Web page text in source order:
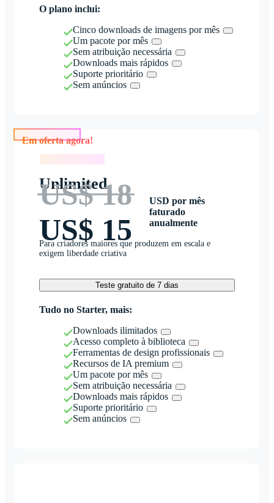
O plano inclui:
Cinco downloads de imagens por mês
Um pacote por mês
Sem atribuição necessária
Downloads mais rápidos
Suporte prioritário
Sem anúncios
Unlimited
US$ 18
US$ 15
USD por mês
faturado
anualmente
Para criadores maiores que produzem em escala e
exigem liberdade criativa
Teste gratuito de 7 dias
Tudo no Starter, mais:
Downloads ilimitados
Acesso completo à biblioteca
Ferramentas de design profissionais
Recursos de IA premium
Um pacote por mês
Sem atribuição necessária
Downloads mais rápidos
Suporte prioritário
Sem anúncios